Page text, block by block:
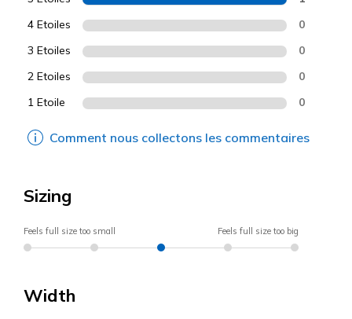
4 Etoiles 0
3 Etoiles 0
2 Etoiles 0
1 Etoile 0
Comment nous collectons les commentaires
Sizing
Feels full size too small Feels full size too big
Width